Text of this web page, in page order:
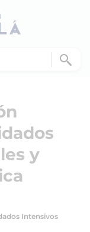
y
Intensivos